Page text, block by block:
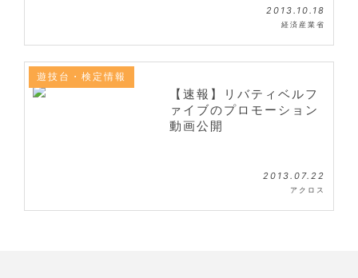
2013.10.18
経済産業省
遊技台・検定情報
【速報】リバティベルフ
ァイブのプロモーション
動画公開
2013.07.22
アクロス